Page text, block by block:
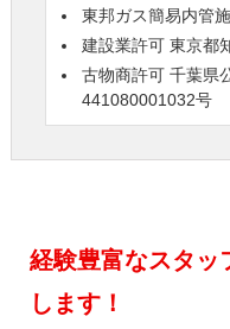
東邦ガス簡易内管
建設業許可 東京都
古物商許可 千葉
441080001032号
経験豊富なスタッ
します！